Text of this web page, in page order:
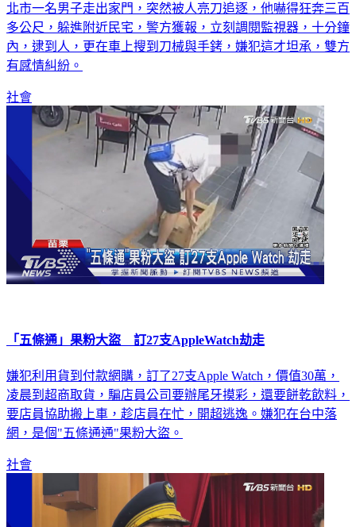
北市一名男子走出家門，突然被人亮刀追逐，他嚇得狂奔三百
多公尺，躲進附近民宅，警方獲報，立刻調閱監視器，十分鐘
內，逮到人，更在車上搜到刀械與手銬，嫌犯這才坦承，雙方
有感情糾紛。
社會
「五條通」果粉大盜 訂27支AppleWatch劫走
嫌犯利用貨到付款網購，訂了27支Apple Watch，價值30萬，
凌晨到超商取貨，騙店員公司要辦尾牙摸彩，還要餅乾飲料，
要店員協助搬上車，趁店員在忙，開超逃逸。嫌犯在台中落
網，是個"五條通通"果粉大盜。
社會